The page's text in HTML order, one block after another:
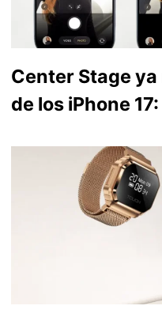
Center Stage
de los iPhone